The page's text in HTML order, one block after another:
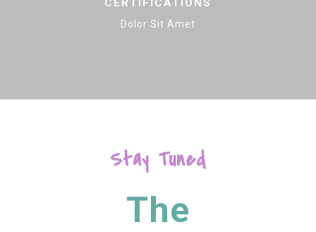
CERTIFICATIONS
Dolor Sit Amet
Stay Tuned
The